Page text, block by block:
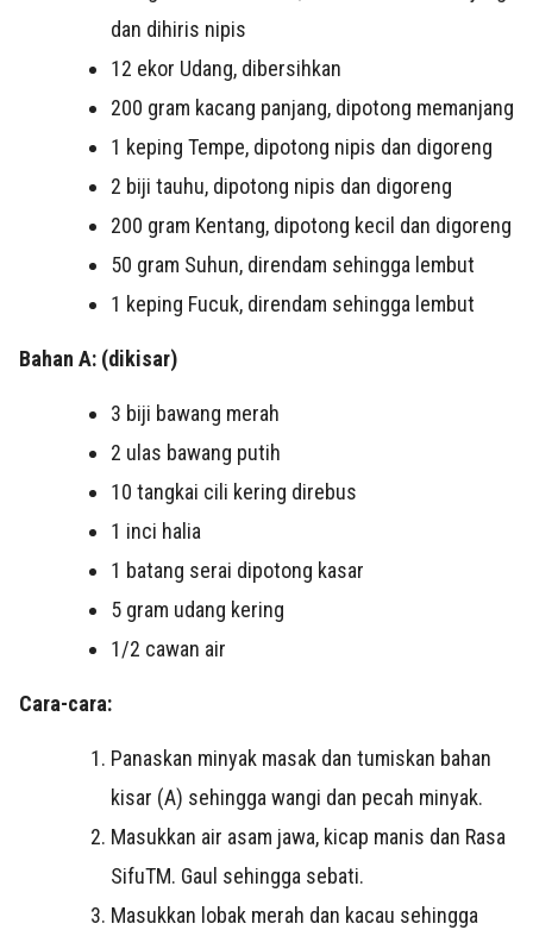
dan dihiris nipis
12 ekor Udang, dibersihkan
200 gram kacang panjang, dipotong memanjang
1 keping Tempe, dipotong nipis dan digoreng
2 biji tauhu, dipotong nipis dan digoreng
200 gram Kentang, dipotong kecil dan digoreng
50 gram Suhun, direndam sehingga lembut
1 keping Fucuk, direndam sehingga lembut
Bahan A: (dikisar)
3 biji bawang merah
2 ulas bawang putih
10 tangkai cili kering direbus
1 inci halia
1 batang serai dipotong kasar
5 gram udang kering
1/2 cawan air
Cara-cara:
Panaskan minyak masak dan tumiskan bahan
kisar (A) sehingga wangi dan pecah minyak.
Masukkan air asam jawa, kicap manis dan Rasa
SifuTM. Gaul sehingga sebati.
Masukkan lobak merah dan kacau sehingga